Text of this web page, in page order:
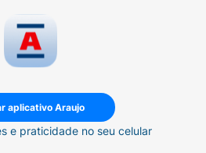
aplicativo Araujo
e praticidade no seu celular